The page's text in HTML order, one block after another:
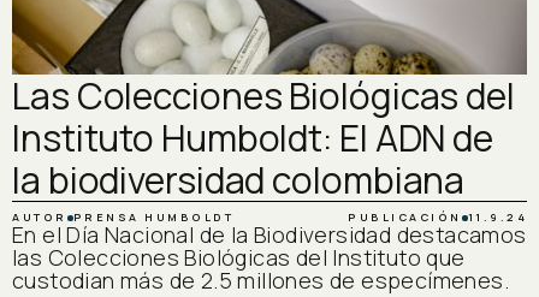
Las Colecciones Biológicas del
Instituto Humboldt: El ADN de
la biodiversidad colombiana
AUTOR PRENSA HUMBOLDT PUBLICACIÓN 11.9.24
En el Día Nacional de la Biodiversidad destacamos
las Colecciones Biológicas del Instituto que
custodian más de 2.5 millones de especímenes.